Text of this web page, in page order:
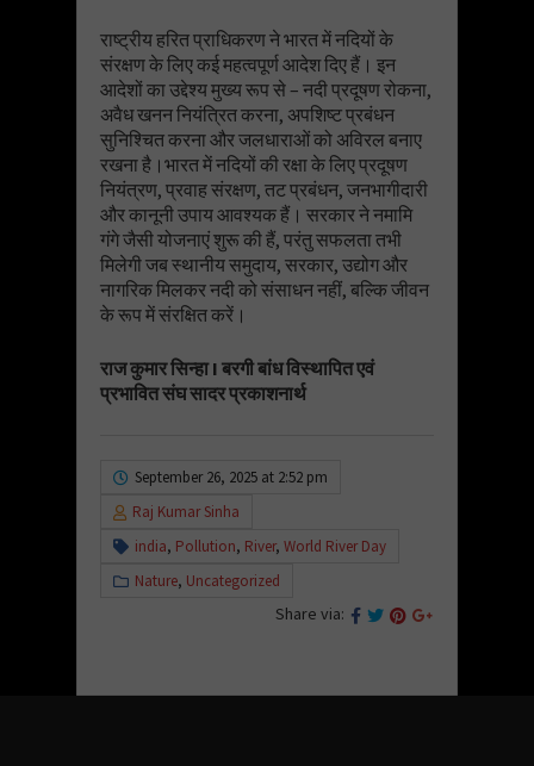
राष्ट्रीय हरित प्राधिकरण ने भारत में नदियों के
संरक्षण के लिए कई महत्वपूर्ण आदेश दिए हैं। इन
आदेशों का उद्देश्य मुख्य रूप से – नदी प्रदूषण रोकना,
अवैध खनन नियंत्रित करना, अपशिष्ट प्रबंधन
सुनिश्चित करना और जलधाराओं को अविरल बनाए
रखना है।भारत में नदियों की रक्षा के लिए प्रदूषण
नियंत्रण, प्रवाह संरक्षण, तट प्रबंधन, जनभागीदारी
और कानूनी उपाय आवश्यक हैं। सरकार ने नमामि
गंगे जैसी योजनाएं शुरू की हैं, परंतु सफलता तभी
मिलेगी जब स्थानीय समुदाय, सरकार, उद्योग और
नागरिक मिलकर नदी को संसाधन नहीं, बल्कि जीवन
के रूप में संरक्षित करें।
राज कुमार सिन्हा I बरगी बांध विस्थापित एवं
प्रभावित संघ सादर प्रकाशनार्थ
September 26, 2025 at 2:52 pm
Raj Kumar Sinha
india, Pollution, River, World River Day
Nature, Uncategorized
Share via: